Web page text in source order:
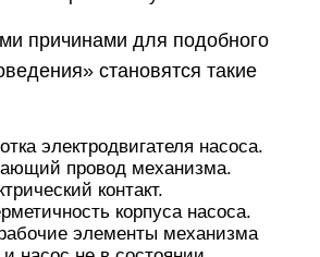
причинами для подобного
становятся такие
электродвигателя насоса.
провод механизма.
контакт.
корпуса насоса.
элементы механизма